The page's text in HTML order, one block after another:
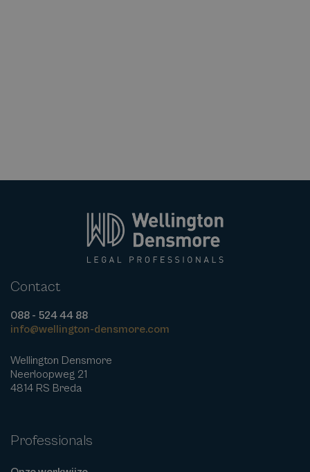
Contact
088 - 524 44 88
info@wellington-densmore.com
Wellington Densmore
Neerloopweg 21
4814 RS Breda
Professionals